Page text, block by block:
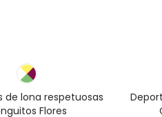
de lona respetuosas
Flores